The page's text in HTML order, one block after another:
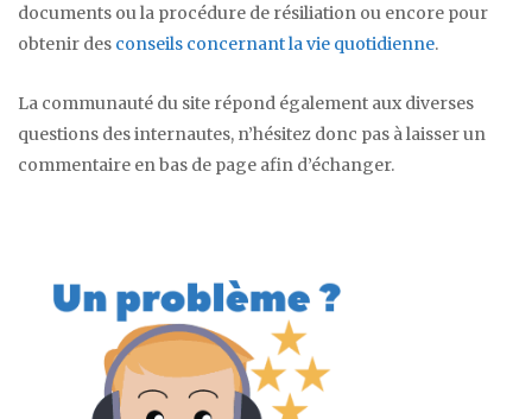
documents ou la procédure de résiliation ou encore pour
obtenir des conseils concernant la vie quotidienne.
La communauté du site répond également aux diverses
questions des internautes, n’hésitez donc pas à laisser un
commentaire en bas de page afin d’échanger.